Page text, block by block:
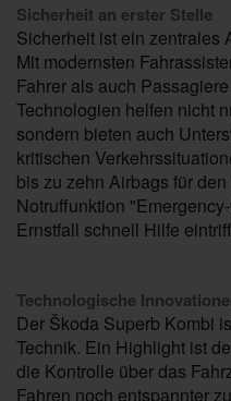
Sicherheit an erster Stelle
Sicherheit ist ein zentrales
Mit modernsten
Fahrer als auch
Technologien helfen nicht
sondern bieten auch
kritischen
bis zu zehn Airbags für
Notruffunktion
Ernstfall schnell Hilfe
Technologische
Der Škoda Superb Kombi
Technik. Ein Highlight ist
die Kontrolle über das
Fahren noch entspannter